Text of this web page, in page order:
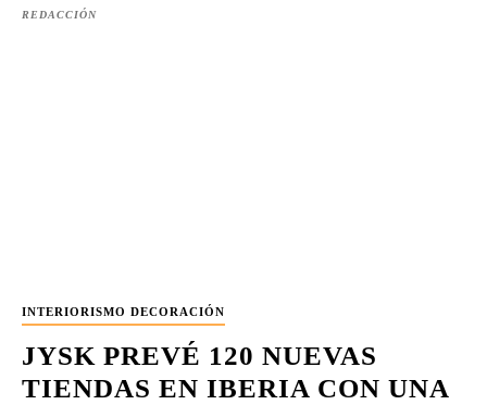
REDACCIÓN
INTERIORISMO DECORACIÓN
JYSK PREVÉ 120 NUEVAS
TIENDAS EN IBERIA CON UNA